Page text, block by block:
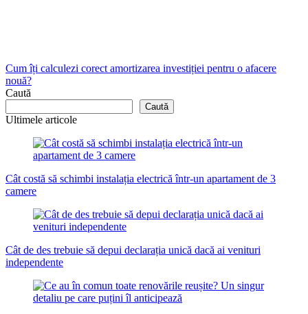
Cum îți calculezi corect amortizarea investiției pentru o afacere
nouă?
Caută
Caută
Ultimele articole
Cât costă să schimbi instalația electrică într-un apartament de 3
camere
Cât de des trebuie să depui declarația unică dacă ai venituri
independente